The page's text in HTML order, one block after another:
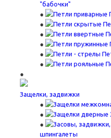
"бабочки"
Защелки, задвижки
шпингалеты